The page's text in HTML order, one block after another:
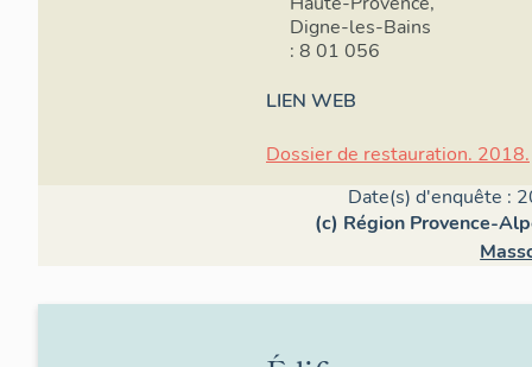
Digne-les-Bains
: 8 01 056
LIEN WEB
Dossier de restauration. 2018.
Date(s) d'enquête :
(c) Région Provence-